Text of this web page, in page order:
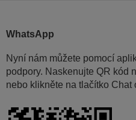
WhatsApp
Nyní nám můžete pomocí
podpory. Naskenujte QR kód
nebo klikněte na tlačítko Chat